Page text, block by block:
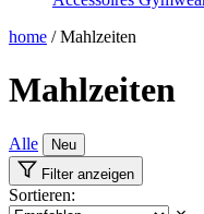
home / Mahlzeiten
Mahlzeiten
Alle
Neu
Filter anzeigen
Sortieren: